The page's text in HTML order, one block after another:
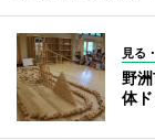
見る
野
体